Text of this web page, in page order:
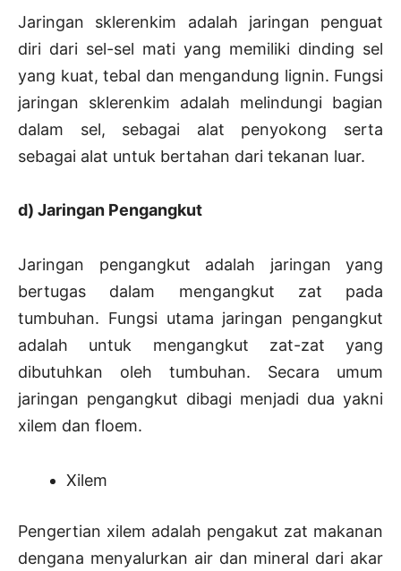
Jaringan sklerenkim adalah jaringan penguat
diri dari sel-sel mati yang memiliki dinding sel
yang kuat, tebal dan mengandung lignin. Fungsi
jaringan sklerenkim adalah melindungi bagian
dalam sel, sebagai alat penyokong serta
sebagai alat untuk bertahan dari tekanan luar.
d) Jaringan Pengangkut
Jaringan pengangkut adalah jaringan yang
bertugas dalam mengangkut zat pada
tumbuhan. Fungsi utama jaringan pengangkut
adalah untuk mengangkut zat-zat yang
dibutuhkan oleh tumbuhan. Secara umum
jaringan pengangkut dibagi menjadi dua yakni
xilem dan floem.
Xilem
Pengertian xilem adalah pengakut zat makanan
dengana menyalurkan air dan mineral dari akar